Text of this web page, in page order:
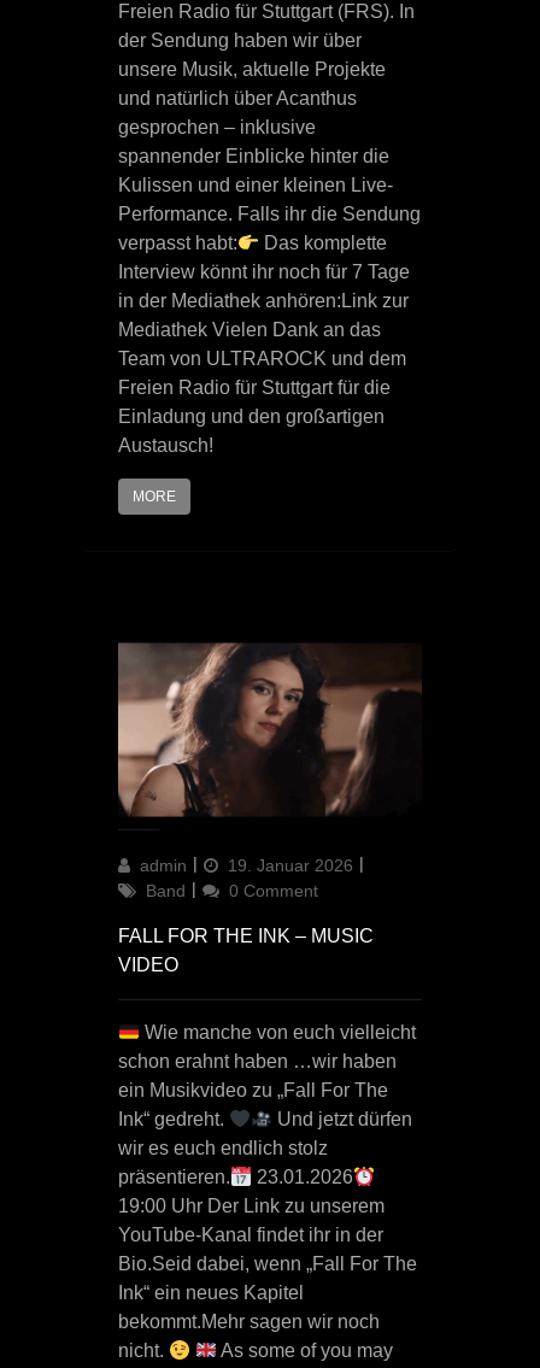
Freien Radio für Stuttgart (FRS). In
der Sendung haben wir über
unsere Musik, aktuelle Projekte
und natürlich über Acanthus
gesprochen – inklusive
spannender Einblicke hinter die
Kulissen und einer kleinen Live-
Performance. Falls ihr die Sendung
verpasst habt:
Das komplette
Interview könnt ihr noch für 7 Tage
in der Mediathek anhören:Link zur
Mediathek Vielen Dank an das
Team von ULTRAROCK und dem
Freien Radio für Stuttgart für die
Einladung und den großartigen
Austausch!
MORE
Author
admin
Updated
on
19. Januar 2026
Band
0 Comment
FALL FOR THE INK – MUSIC
VIDEO
Wie manche von euch vielleicht
schon erahnt haben …wir haben
ein Musikvideo zu „Fall For The
Ink“ gedreht.
Und jetzt dürfen
wir es euch endlich stolz
präsentieren.
23.01.2026
19:00 Uhr Der Link zu unserem
YouTube-Kanal findet ihr in der
Bio.Seid dabei, wenn „Fall For The
Ink“ ein neues Kapitel
bekommt.Mehr sagen wir noch
nicht.
As some of you may